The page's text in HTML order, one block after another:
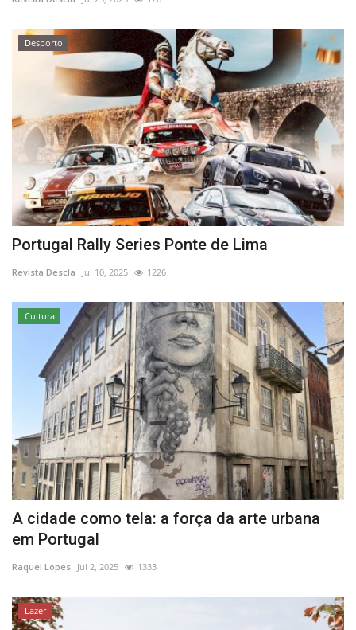
Desporto
Portugal Rally Series Ponte de Lima
Revista Descla Jul 10, 2025 1226
Cultura
A cidade como tela: a força da arte urbana
em Portugal
Raquel Lopes Jul 2, 2025 1333
Lazer